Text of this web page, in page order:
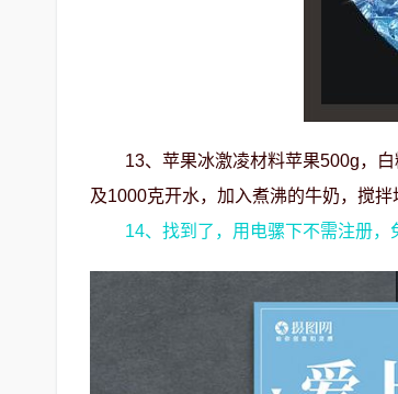
13、苹果冰激凌材料苹果500g，
及1000克开水，加入煮沸的牛奶，搅
14、找到了，用电骡下不需注册，